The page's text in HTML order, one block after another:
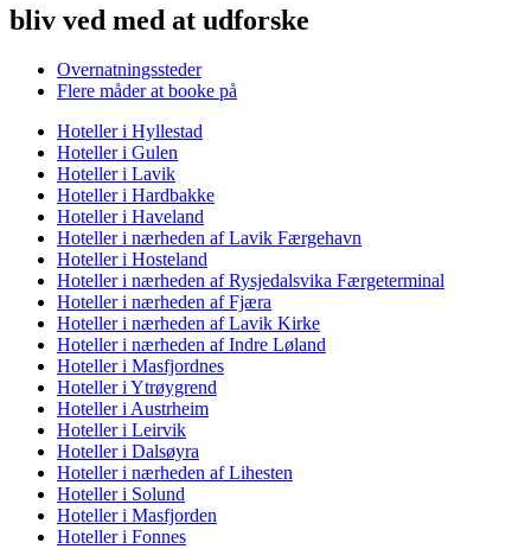
bliv ved med at udforske
Overnatningssteder
Flere måder at booke på
Hoteller i Hyllestad
Hoteller i Gulen
Hoteller i Lavik
Hoteller i Hardbakke
Hoteller i Haveland
Hoteller i nærheden af Lavik Færgehavn
Hoteller i Hosteland
Hoteller i nærheden af Rysjedalsvika Færgeterminal
Hoteller i nærheden af Fjæra
Hoteller i nærheden af Lavik Kirke
Hoteller i nærheden af Indre Løland
Hoteller i Masfjordnes
Hoteller i Ytrøygrend
Hoteller i Austrheim
Hoteller i Leirvik
Hoteller i Dalsøyra
Hoteller i nærheden af Lihesten
Hoteller i Solund
Hoteller i Masfjorden
Hoteller i Fonnes